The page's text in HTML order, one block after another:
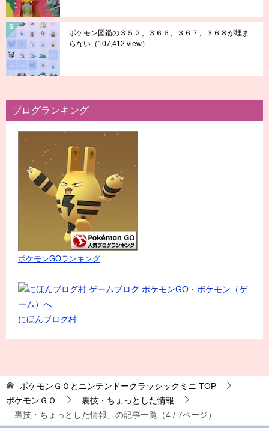
ポケモン図鑑の３５２、３６６、３６７、３６８が埋ま
らない （107,412 view）
ブログランキング
ポケモンGOランキング
にほんブログ村
ポケモンＧＯとニンテンドークラッシックミニ TOP
ポケモンＧＯ
裏技・ちょっとした情報
「裏技・ちょっとした情報」の記事一覧（4 / 7ページ）